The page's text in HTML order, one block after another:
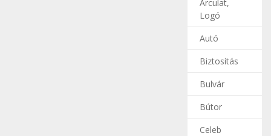
Arculat,
Logó
Autó
Biztosítás
Bulvár
Bútor
Celeb